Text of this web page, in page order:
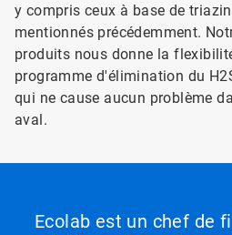
y compris ceux à base de
mentionnés précédemment.
produits nous donne la
programme d'élimination du
qui ne cause aucun problème
aval.
Ecolab est un chef de